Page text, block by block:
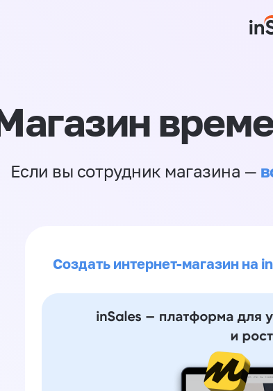
Если вы сотрудник магазина —
Создать интернет-магазин на